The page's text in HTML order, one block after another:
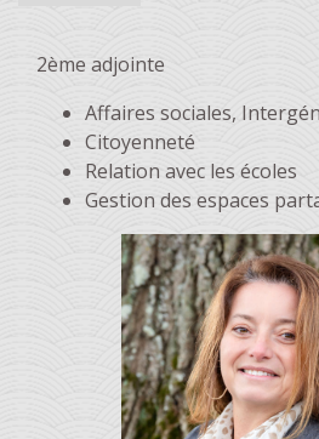
2ème adjointe
Affaires sociales,
Citoyenneté
Relation avec les écoles
Gestion des espaces